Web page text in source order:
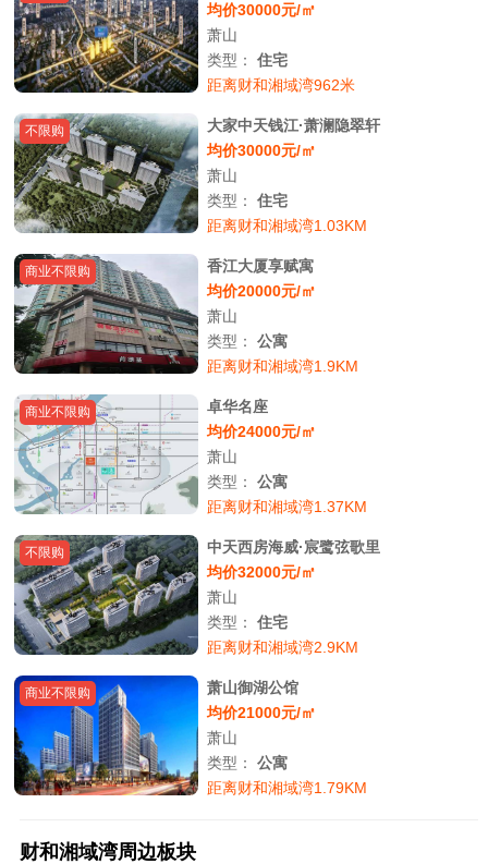
均价30000元/㎡
萧山
类型：住宅
距离财和湘域湾962米
不限购
大家中天钱江·萧澜隐翠轩
均价30000元/㎡
萧山
类型：住宅
距离财和湘域湾1.03KM
商业不限购
香江大厦享赋寓
均价20000元/㎡
萧山
类型：公寓
距离财和湘域湾1.9KM
商业不限购
卓华名座
均价24000元/㎡
萧山
类型：公寓
距离财和湘域湾1.37KM
不限购
中天西房海威·宸鹭弦歌里
均价32000元/㎡
萧山
类型：住宅
距离财和湘域湾2.9KM
商业不限购
萧山御湖公馆
均价21000元/㎡
萧山
类型：公寓
距离财和湘域湾1.79KM
财和湘域湾周边板块